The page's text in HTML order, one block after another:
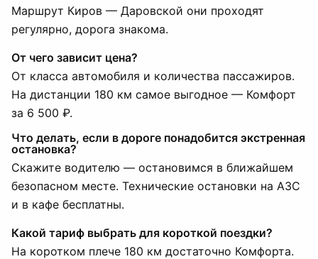
Маршрут Киров — Даровской они проходят
регулярно, дорога знакома.
От чего зависит цена?
От класса автомобиля и количества пассажиров.
На дистанции 180 км самое выгодное — Комфорт
за 6 500 ₽.
Что делать, если в дороге понадобится экстренная
остановка?
Скажите водителю — остановимся в ближайшем
безопасном месте. Технические остановки на АЗС
и в кафе бесплатны.
Какой тариф выбрать для короткой поездки?
На коротком плече 180 км достаточно Комфорта.